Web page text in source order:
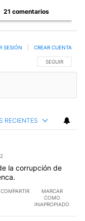
21 comentarios
SIGA ESTA
SEGUIR
SESIÓN CREAR CUENTA
RECIENTES
la corrupción de
COMPARTIR
MARCAR
COMO
INAPROPIADO